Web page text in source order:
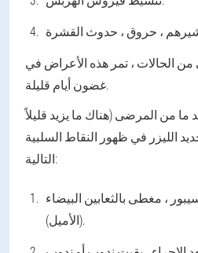
من الحالات ، تمر هذه الأعراض في
غضون أيام قليلة.
من المرضى (هناك ما يزيد قليلاً
الليزر في ظهور النقاط السلبية
التالية:
، مغطى بالثعابين البيضاء
(الأميل).